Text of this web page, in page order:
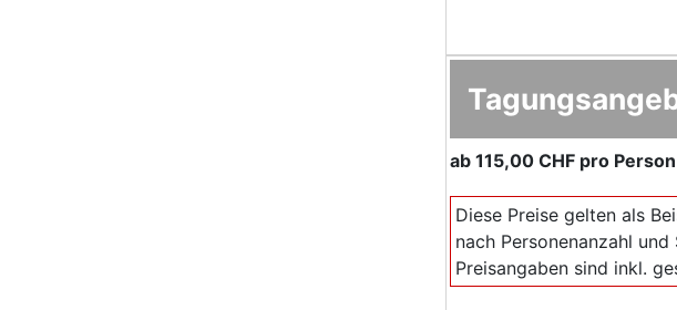
ab 115,00 CHF pro
Diese Preise gelten als
nach Personenanzahl und
Preisangaben sind inkl.